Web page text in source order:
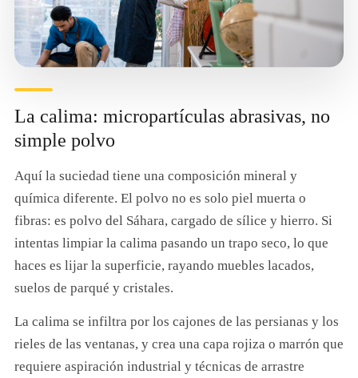
La calima: micropartículas abrasivas, no
simple polvo
Aquí la suciedad tiene una composición mineral y
química diferente. El polvo no es solo piel muerta o
fibras: es polvo del Sáhara, cargado de sílice y hierro. Si
intentas limpiar la calima pasando un trapo seco, lo que
haces es lijar la superficie, rayando muebles lacados,
suelos de parqué y cristales.
La calima se infiltra por los cajones de las persianas y los
rieles de las ventanas, y crea una capa rojiza o marrón que
requiere aspiración industrial y técnicas de arrastre